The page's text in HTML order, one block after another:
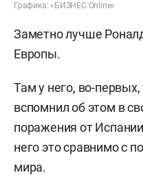
Графика: «БИЗНЕС Online»
Заметно лучше
Европы.
Там у него, во-
вспомнил об этом в
поражения от
него это сравнимо с
мира.